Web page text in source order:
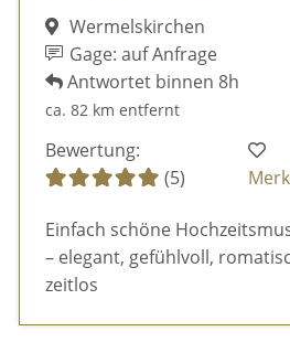
Wermelskirchen
Gage: auf Anfrage
Antwortet binnen 8h
ca. 82 km entfernt
Bewertung:
(5)
Einfach schöne
– elegant, gefühlvoll,
zeitlos